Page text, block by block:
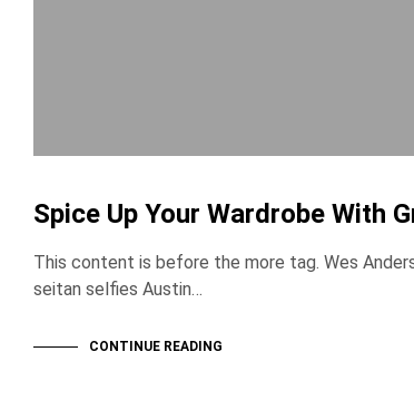
Spice Up Your Wardrobe With
This content is before the more tag. Wes
seitan selfies Austin…
CONTINUE READING